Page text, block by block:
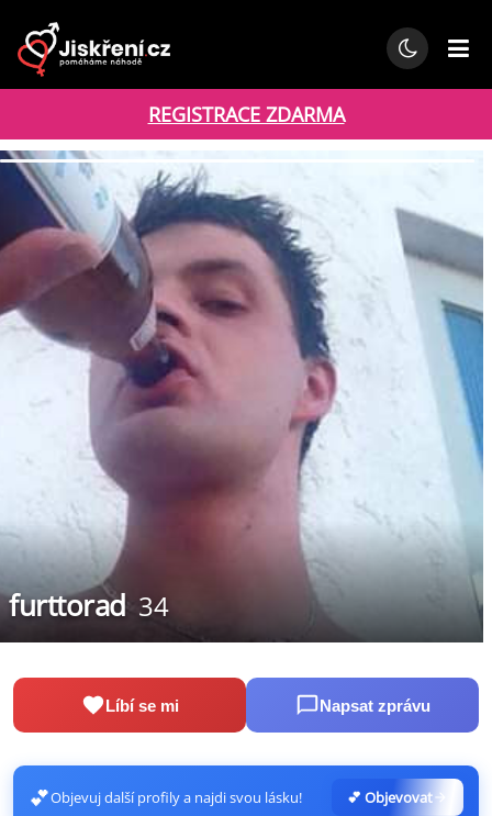
REGISTRACE ZDARMA
furttorad 34
Líbí se mi Napsat zprávu
💕Objevuj další profily a najdi svou lásku! 💕 Objevovat